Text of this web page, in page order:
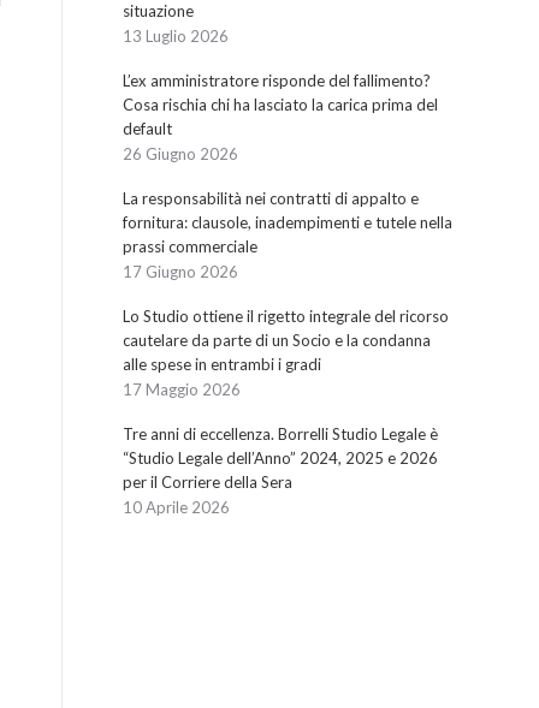
situazione
13 Luglio 2026
L’ex amministratore risponde del fallimento?
Cosa rischia chi ha lasciato la carica prima del
default
26 Giugno 2026
La responsabilità nei contratti di appalto e
fornitura: clausole, inadempimenti e tutele nella
prassi commerciale
17 Giugno 2026
Lo Studio ottiene il rigetto integrale del ricorso
cautelare da parte di un Socio e la condanna
alle spese in entrambi i gradi
17 Maggio 2026
Tre anni di eccellenza. Borrelli Studio Legale è
“Studio Legale dell’Anno” 2024, 2025 e 2026
per il Corriere della Sera
10 Aprile 2026